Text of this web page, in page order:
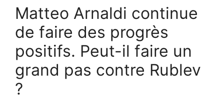
Matteo Arnaldi continue
de faire des progrès
positifs. Peut-il faire un
grand pas contre Rublev
?